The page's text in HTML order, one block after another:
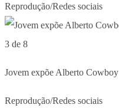
Reprodução/Redes sociais
3 de 8
Jovem expõe Alberto Cowboy
Reprodução/Redes sociais